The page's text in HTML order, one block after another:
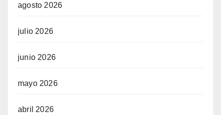
agosto 2026
julio 2026
junio 2026
mayo 2026
abril 2026